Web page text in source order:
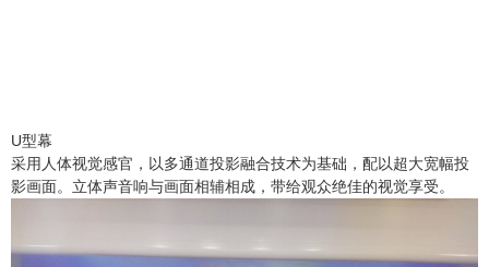
U型幕
采用人体视觉感官，以多通道投影融合技术为基础，配以超大宽幅投
影画面。立体声音响与画面相辅相成，带给观众绝佳的视觉享受。